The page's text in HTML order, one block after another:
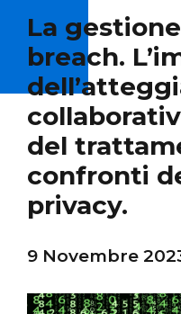
La
breach.
del
confronti
privacy.
9 Novembre